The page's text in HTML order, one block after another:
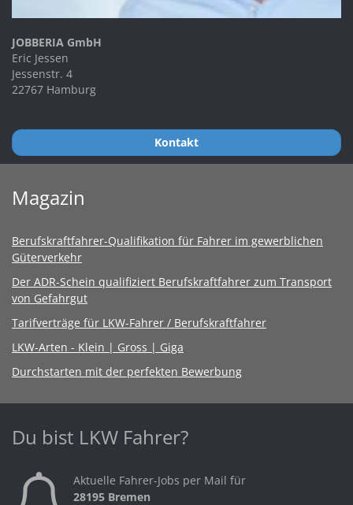
JOBBERIA GmbH
Eric Jessen
Jessenstr. 4
22767 Hamburg
Kontakt
Magazin
Berufskraftfahrer-Qualifikation für Fahrer im gewerblichen
Güterverkehr
Der ADR-Schein qualifiziert Berufskraftfahrer zum Transport
von Gefahrgut
Tarifverträge für LKW-Fahrer / Berufskraftfahrer
LKW-Arten - Klein | Gross | Giga
Durchstarten mit der perfekten Bewerbung
Du bist LKW Fahrer?
Aktuelle Fahrer-Jobs per Mail für
28195 Bremen